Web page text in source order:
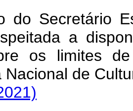
do Secretário
a
os limites
Nacional de